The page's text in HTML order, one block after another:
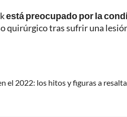
está preocupado por la
quirúrgico tras sufrir una
el 2022: los hitos y figuras a